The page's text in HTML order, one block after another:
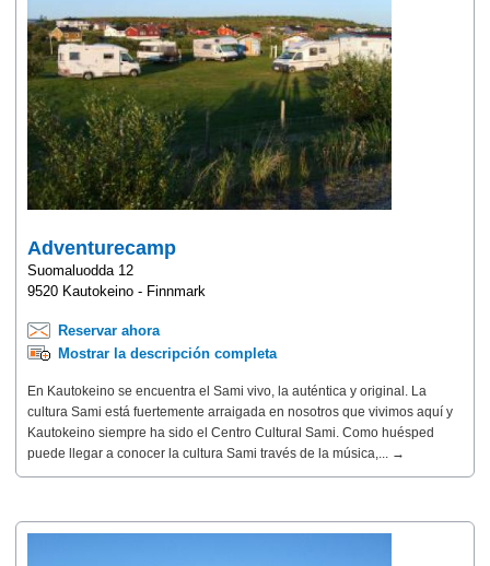
Adventurecamp
Suomaluodda 12
9520 Kautokeino - Finnmark
Reservar ahora
Mostrar la descripción completa
En Kautokeino se encuentra el Sami vivo, la auténtica y original. La
cultura Sami está fuertemente arraigada en nosotros que vivimos aquí y
Kautokeino siempre ha sido el Centro Cultural Sami. Como huésped
puede llegar a conocer la cultura Sami través de la música,... →